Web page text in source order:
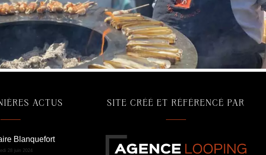
ACTUS
Blanquefort
28 juin 2024
SITE CRÉÉ ET RÉFÉRENCÉ PAR